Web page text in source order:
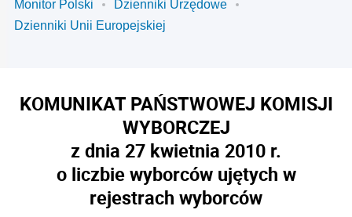
Monitor Polski
Dzienniki Urzędowe
Dzienniki Unii Europejskiej
KOMUNIKAT PAŃSTWOWEJ KOMISJI
WYBORCZEJ
z dnia 27 kwietnia 2010 r.
o liczbie wyborców ujętych w
rejestrach wyborców